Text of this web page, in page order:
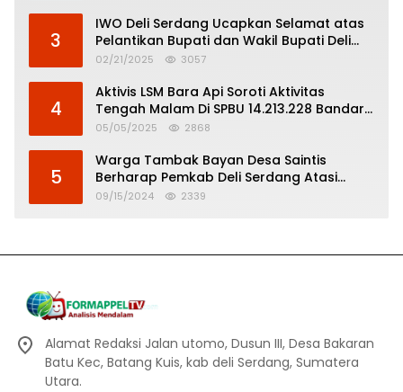
3
IWO Deli Serdang Ucapkan Selamat atas
Pelantikan Bupati dan Wakil Bupati Deli
Serdang
02/21/2025 3057
4
Aktivis LSM Bara Api Soroti Aktivitas
Tengah Malam Di SPBU 14.213.228 Bandar
Tinggi
05/05/2025 2868
5
Warga Tambak Bayan Desa Saintis
Berharap Pemkab Deli Serdang Atasi
Banjir
09/15/2024 2339
Alamat Redaksi Jalan utomo, Dusun III, Desa Bakaran
Batu Kec, Batang Kuis, kab deli Serdang, Sumatera
Utara.